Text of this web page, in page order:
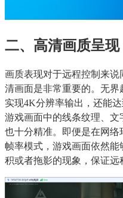
二、高清画质呈
画质表现对于远程控制来
清画面是非常重要的。无界
实现4K分辨率输出，还能
游戏画面中的线条纹理、
也十分精准。即便是在网
帧率模式，游戏画面依然
积或者拖影的现象，保证远